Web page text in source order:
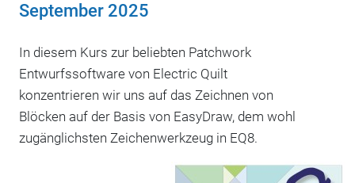
September 2025
In diesem Kurs zur beliebten Patchwork
Entwurfssoftware von Electric Quilt
konzentrieren wir uns auf das Zeichnen von
Blöcken auf der Basis von EasyDraw, dem wohl
zugänglichsten Zeichenwerkzeug in EQ8.